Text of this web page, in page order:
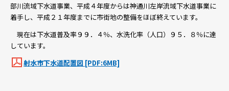
部川流域下水道事業、平成４年度からは神通川左岸流域下水道事業に
着手し、平成２１年度までに市街地の整備をほぼ終えています。
現在は下水道普及率９９．４％、水洗化率（人口）９５．８％に達
しています。
射水市下水道配置図 [PDF:6MB]